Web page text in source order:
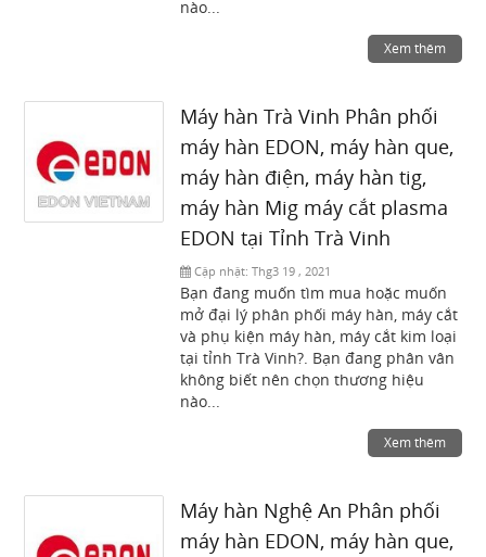
nào...
Xem thêm
Máy hàn Trà Vinh Phân phối
máy hàn EDON, máy hàn que,
máy hàn điện, máy hàn tig,
máy hàn Mig máy cắt plasma
EDON tại Tỉnh Trà Vinh
Cập nhật:Thg3 19 , 2021
Bạn đang muốn tìm mua hoặc muốn
mở đại lý phân phối máy hàn, máy cắt
và phụ kiện máy hàn, máy cắt kim loại
tại tỉnh Trà Vinh?. Bạn đang phân vân
không biết nên chọn thương hiệu
nào...
Xem thêm
Máy hàn Nghệ An Phân phối
máy hàn EDON, máy hàn que,